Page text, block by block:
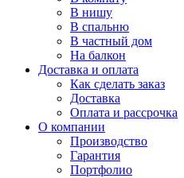
В нишу
В спальню
В частный дом
На балкон
Доставка и оплата
Как сделать заказ
Доставка
Оплата и рассрочка
О компании
Производство
Гарантия
Портфолио